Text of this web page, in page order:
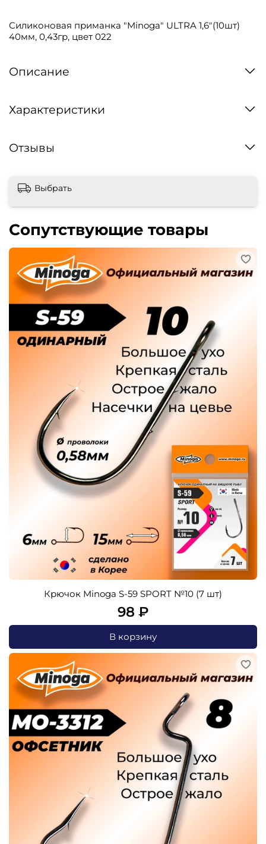
Силиконовая приманка "Minoga" ULTRA 1,6"(10шт)
40мм, 0,43гр, цвет 022
Описание
Характеристики
Отзывы
Выбрать
Сопутствующие товары
Крючок Minoga S-59 SPORT №10 (7 шт)
98 ₽
В корзину